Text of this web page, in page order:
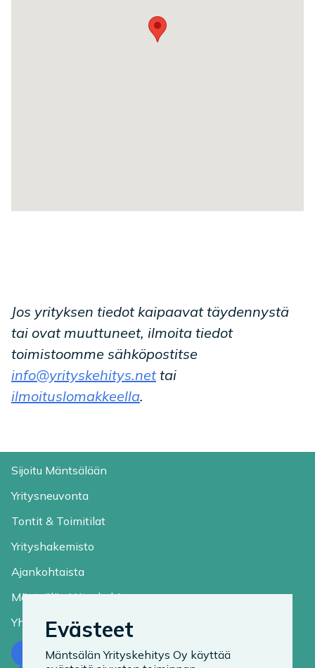
Jos yrityksen tiedot kaipaavat täydennystä
tai ovat muuttuneet, ilmoita tiedot
toimistoomme sähköpostitse
info@yrityskehitys.nettai
ilmoituslomakkeella.
Sijoitu Mäntsälään
Yritysneuvonta
Tontit & Toimitilat
Yrityshakemisto
Ajankohtaista
Mäntsälän Yrityskehitys
Yhteystiedot
Ota yhteyttä
Evästeet
Mäntsälän Yrityskehitys Oy käyttää